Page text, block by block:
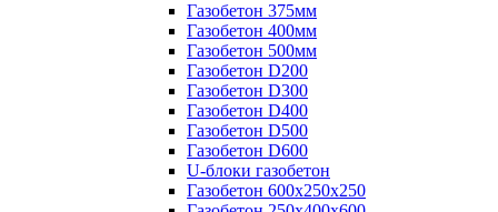
Газобетон 375мм
Газобетон 400мм
Газобетон 500мм
Газобетон D200
Газобетон D300
Газобетон D400
Газобетон D500
Газобетон D600
U-блоки газобетон
Газобетон 600x250x250